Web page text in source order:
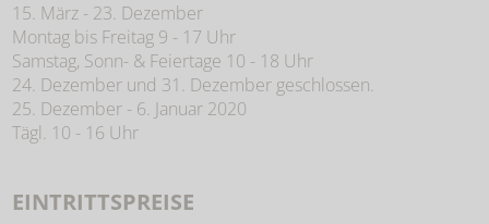
15. März - 23. Dezember
Montag bis Freitag 9 - 17 Uhr
Samstag, Sonn- & Feiertage 10 - 18 Uhr
24. Dezember und 31. Dezember geschlossen.
25. Dezember - 6. Januar 2020
Tägl. 10 - 16 Uhr
EINTRITTSPREISE